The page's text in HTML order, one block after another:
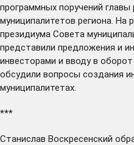
программных поручений главы
муниципалитетов региона. На
президиума Совета
представили предложения и
инвесторами и вводу в
обсудили вопросы создания
муниципалитетах.
***
Станислав Воскресенский